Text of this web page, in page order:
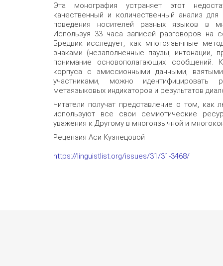
Эта монография устраняет этот
качественный и количественный анализ
поведения носителей разных языков в
Используя 33 часа записей разговоров на
Бредвик исследует, как многоязычные
знаками (незаполненные паузы, интонации,
понимание основополагающих
корпуса с эмиссионными данными,
участниками, можно идентифицировать
метаязыковых индикаторов и результатов
Читатели получат представление о том, как
используют все свои семиотические
уважения к Другому в многоязычной и
Рецензия Аси Кузнецовой
https://linguistlist.org/issues/31/31-3468/